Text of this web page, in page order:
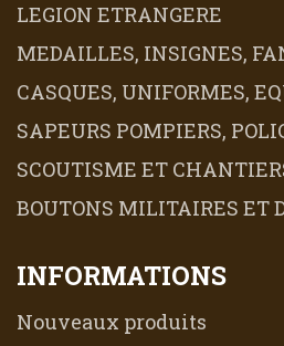
LEGION ETRANGERE
MEDAILLES, INSIGNES,
CASQUES, UNIFORMES,
SAPEURS POMPIERS,
SCOUTISME ET
BOUTONS MILITAIRES ET
INFORMATIONS
Nouveaux produits